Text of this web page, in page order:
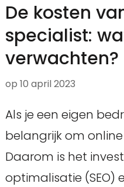
De kosten
specialist:
verwachten?
op 10 april 2023
Als je een eigen
belangrijk om
Daarom is het
optimalisatie (SEO)